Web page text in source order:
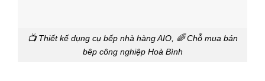
📺 Thiết kế dụng cụ bếp nhà hàng AIO, 🌈 Chỗ mua bán
bêp công nghiệp Hoà Bình